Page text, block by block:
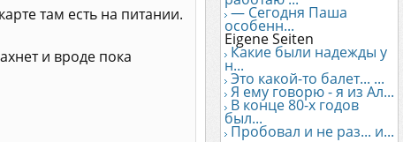
— Сегодня Паша
особенн...
Eigene Seiten
Какие были надежды у
н...
Это какой-то балет... ...
Я ему говорю - я из Ал...
В конце 80-х годов
был...
Пробовал и не раз... и...
там есть на питании.
и вроде пока